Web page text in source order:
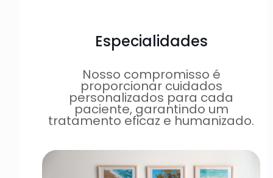
Especialidades
Nosso compromisso é
proporcionar cuidados
personalizados para cada
paciente, garantindo um
tratamento eficaz e humanizado.